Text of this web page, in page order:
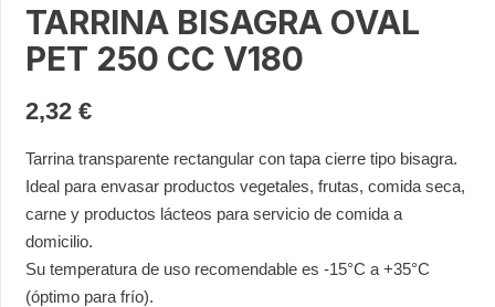
TARRINA BISAGRA OVAL
PET 250 CC V180
2,32 €
Tarrina transparente rectangular con tapa cierre tipo bisagra.
Ideal para envasar productos vegetales, frutas, comida seca,
carne y productos lácteos para servicio de comida a
domicilio.
Su temperatura de uso recomendable es -15°C a +35°C
(óptimo para frío).